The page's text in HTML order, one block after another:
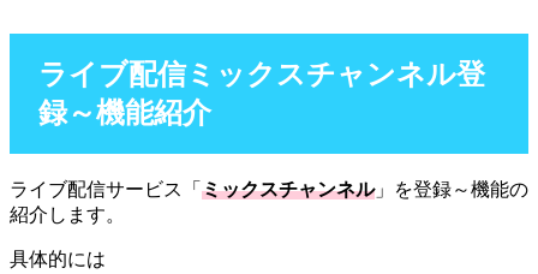
ライブ配信ミックスチャンネル登
録～機能紹介
ライブ配信サービス「 ミックスチャンネル」を登録～機能の
紹介します。
具体的には